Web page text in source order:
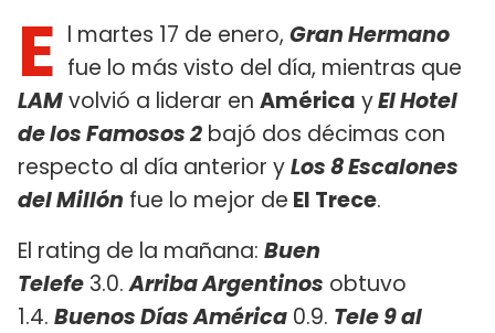
E l martes 17 de enero, Gran Hermano
fue lo más visto del día, mientras que
LAMvolvió a liderar en América yEl Hotel
de los Famosos 2 bajó dos décimas con
respecto al día anterior yLos 8 Escalones
del Millón fue lo mejor de El Trece.
El rating de la mañana: Buen
Telefe 3.0.Arriba Argentinos obtuvo
1.4. Buenos Días América 0.9. Tele 9 al